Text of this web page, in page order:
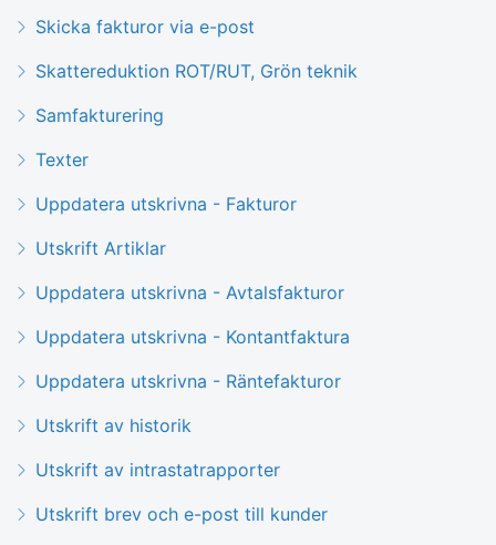
Skicka fakturor via e-post
Skattereduktion ROT/RUT, Grön teknik
Samfakturering
Texter
Uppdatera utskrivna - Fakturor
Utskrift Artiklar
Uppdatera utskrivna - Avtalsfakturor
Uppdatera utskrivna - Kontantfaktura
Uppdatera utskrivna - Räntefakturor
Utskrift av historik
Utskrift av intrastatrapporter
Utskrift brev och e-post till kunder